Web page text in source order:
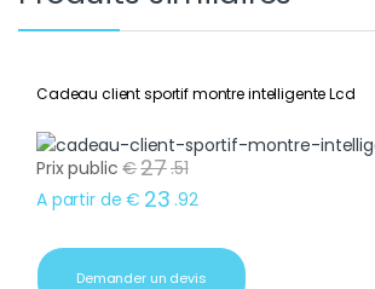
Cadeau client sportif montre intelligente Lcd
Prix public €27.51
A partir de € 23 .92
Demander un devis